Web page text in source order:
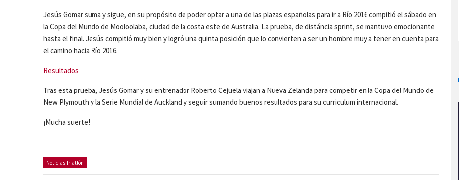
Jesús Gomar suma y sigue, en su propósito de poder optar a una de las plazas españolas para ir a Río 2016 compitió el sábado en
la Copa del Mundo de Mooloolaba, ciudad de la costa este de Australia. La prueba, de distáncia sprint, se mantuvo emocionante
hasta el final. Jesús compitió muy bien y logró una quinta posición que lo convierten a ser un hombre muy a tener en cuenta para
el camino hacia Río 2016.
Resultados
Tras esta prueba, Jesús Gomar y su entrenador Roberto Cejuela viajan a Nueva Zelanda para competir en la Copa del Mundo de
New Plymouth y la Serie Mundial de Auckland y seguir sumando buenos resultados para su curriculum internacional.
¡Mucha suerte!
Noticias Triatlón